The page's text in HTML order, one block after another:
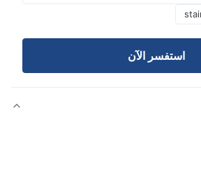
استفسر الآن